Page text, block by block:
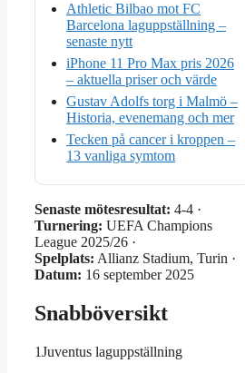
Athletic Bilbao mot FC
Barcelona laguppställning –
senaste nytt
iPhone 11 Pro Max pris 2026
– aktuella priser och värde
Gustav Adolfs torg i Malmö –
Historia, evenemang och mer
Tecken på cancer i kroppen –
13 vanliga symtom
Senaste mötesresultat: 4‑4 ·
Turnering: UEFA Champions
League 2025/26 ·
Spelplats: Allianz Stadium, Turin ·
Datum: 16 september 2025
Snabböversikt
1Juventus laguppställning